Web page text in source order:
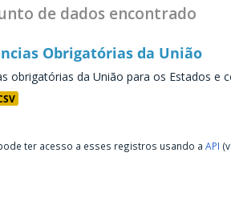
de dados encontrado
Obrigatórias da União
obrigatórias da União para os Estados e
ter acesso a esses registros usando aAPI